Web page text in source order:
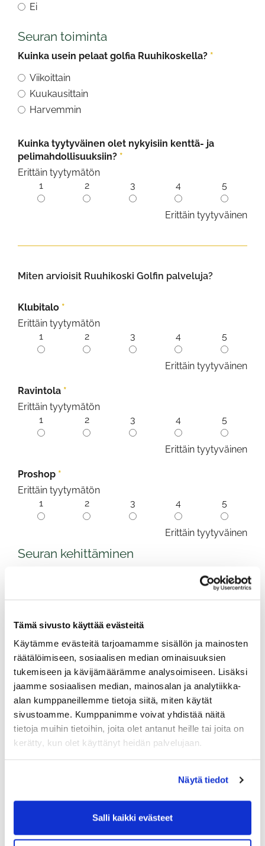
Tämä sivusto käyttää evästeitä
Käytämme evästeitä tarjoamamme sisällön ja mainosten
räätälöimiseen, sosiaalisen median ominaisuuksien
tukemiseen ja kävijämäärämme analysoimiseen. Lisäksi
jaamme sosiaalisen median, mainosalan ja analytiikka-
alan kumppaneillemme tietoja siitä, miten käytät
sivustoamme. Kumppanimme voivat yhdistää näitä
tietoja muihin tietoihin, joita olet antanut heille tai joita on
kerätty, kun olet käyttänyt heidän palvelujaan.
Näytä tiedot
Salli kaikki evästeet
Ei
Seuran toiminta
Kuinka usein pelaat golfia Ruuhikoskella? *
Viikoittain
Kuukausittain
Harvemmin
Kuinka tyytyväinen olet nykyisiin kenttä- ja
pelimahdollisuuksiin? *
Erittäin tyytymätön
1
2 3 4 5
Erittäin tyytyväinen
Miten arvioisit Ruuhikoski Golfin palveluja?
Klubitalo *
Erittäin tyytymätön
1
2 3 4 5
Erittäin tyytyväinen
Ravintola *
Erittäin tyytymätön
1
2 3 4 5
Erittäin tyytyväinen
Proshop *
Erittäin tyytymätön
1
2 3 4 5
Erittäin tyytyväinen
Seuran kehittäminen
Mitkä asiat ovat mielestäsi tärkeimpiä seuran
tulevaisuudelle? (Valitse kolme tärkeintä kohtaa) *
Kilpailuiden ja tapahtumien monipuolistaminen
Valmennusmahdollisuuksien parantaminen
Yhteisön ja jäsenten aktivointi
Junioritoiminnan lisääminen
Ympäristöystävällisyys ja kestävä kehitys
Miten seuran jäsenten osallistumista voidaan
parantaa? (Valitse kolme tärkeintä kohtaa)
Parantamalla seuran viestintää
Lisäämällä yhteistyötä muiden golfseurojen